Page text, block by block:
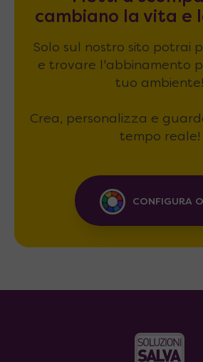
cambiano la vita e
Solo sul nostro sito potrai
e trovare l'abbinamento
tuo ambiente!
Crea, personalizza e
tempo reale!
CONFIGURA